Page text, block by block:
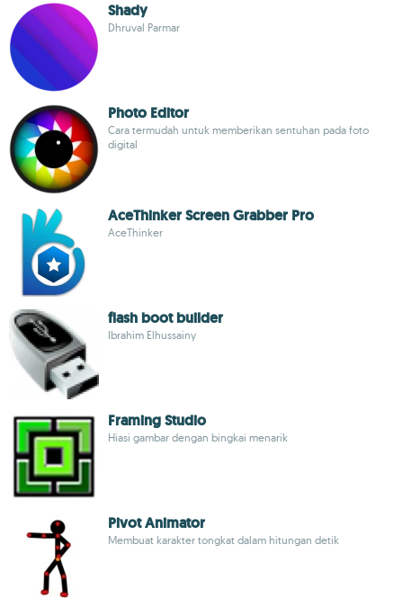
Shady
Dhruval Parmar
Photo Editor
Cara termudah untuk memberikan sentuhan pada foto
digital
AceThinker Screen Grabber Pro
AceThinker
flash boot builder
Ibrahim Elhussainy
Framing Studio
Hiasi gambar dengan bingkai menarik
Pivot Animator
Membuat karakter tongkat dalam hitungan detik